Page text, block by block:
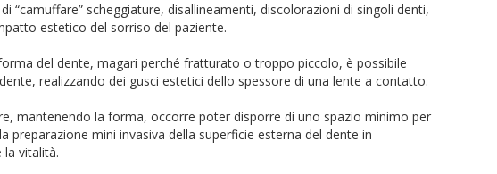
“camuffare” scheggiature, disallineamenti, discolorazioni di singoli denti,
estetico del sorriso del paziente.
del dente, magari perché fratturato o troppo piccolo, è possibile
realizzando dei gusci estetici dello spessore di una lente a contatto.
mantenendo la forma, occorre poter disporre di uno spazio minimo per
preparazione mini invasiva della superficie esterna del dente in
la vitalità.